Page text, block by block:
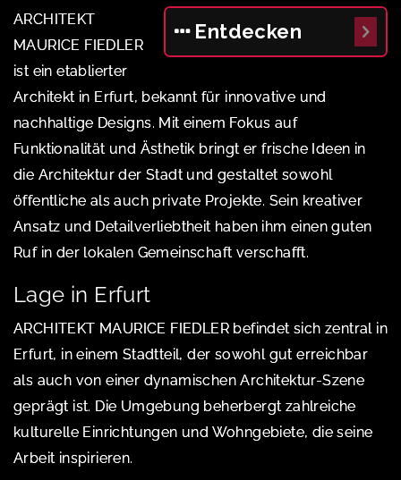
Entdecken
ARCHITEKT
MAURICE FIEDLER
ist ein etablierter
Architekt in Erfurt, bekannt für innovative und
nachhaltige Designs. Mit einem Fokus auf
Funktionalität und Ästhetik bringt er frische Ideen in
die Architektur der Stadt und gestaltet sowohl
öffentliche als auch private Projekte. Sein kreativer
Ansatz und Detailverliebtheit haben ihm einen guten
Ruf in der lokalen Gemeinschaft verschafft.
Lage in Erfurt
ARCHITEKT MAURICE FIEDLER befindet sich zentral in
Erfurt, in einem Stadtteil, der sowohl gut erreichbar
als auch von einer dynamischen Architektur-Szene
geprägt ist. Die Umgebung beherbergt zahlreiche
kulturelle Einrichtungen und Wohngebiete, die seine
Arbeit inspirieren.